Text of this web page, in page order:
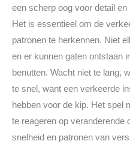
een scherp oog voor detail
Het is essentieel om de
patronen te herkennen. Niet
en er kunnen gaten ontstaan
benutten. Wacht niet te lang,
te snel, want een verkeerde
hebben voor de kip. Het spel
te reageren op veranderende
snelheid en patronen van